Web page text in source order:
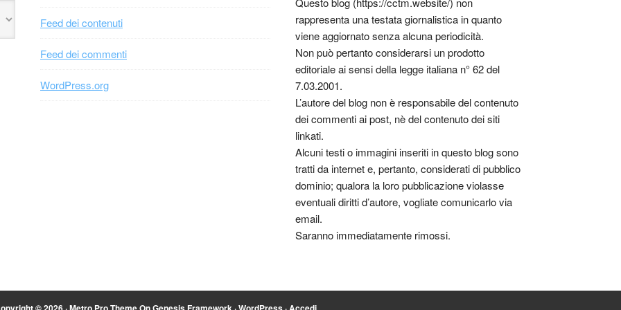
Feed dei contenuti
Feed dei commenti
WordPress.org
rappresenta una testata giornalistica in quanto
viene aggiornato senza alcuna periodicità.
Non può pertanto considerarsi un prodotto
editoriale ai sensi della legge italiana n° 62 del
7.03.2001.
L’autore del blog non è responsabile del contenuto
dei commenti ai post, nè del contenuto dei siti
linkati.
Alcuni testi o immagini inseriti in questo blog sono
tratti da internet e, pertanto, considerati di pubblico
dominio; qualora la loro pubblicazione violasse
eventuali diritti d’autore, vogliate comunicarlo via
email.
Saranno immediatamente rimossi.